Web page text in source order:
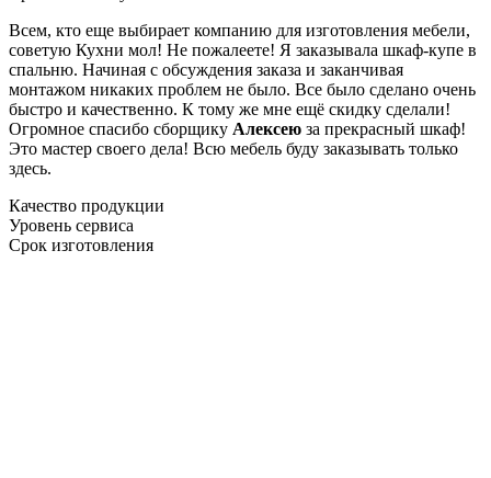
Всем, кто еще выбирает компанию для изготовления мебели,
советую Кухни мол! Не пожалеете! Я заказывала шкаф-купе в
спальню. Начиная с обсуждения заказа и заканчивая
монтажом никаких проблем не было. Все было сделано очень
быстро и качественно. К тому же мне ещё скидку сделали!
Огромное спасибо сборщику Алексею за прекрасный шкаф!
Это мастер своего дела! Всю мебель буду заказывать только
здесь.
Качество продукции
Уровень сервиса
Срок изготовления